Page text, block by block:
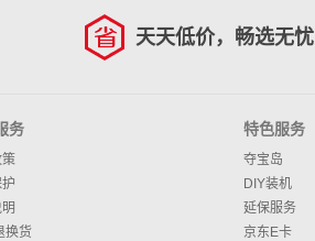
天天低价，畅选无忧
务
换货
特色服务
夺宝岛
DIY装机
延保服务
京东E卡